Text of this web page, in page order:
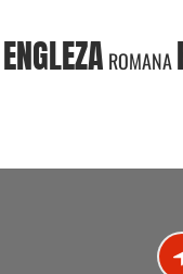
ENGLEZA ROMANA